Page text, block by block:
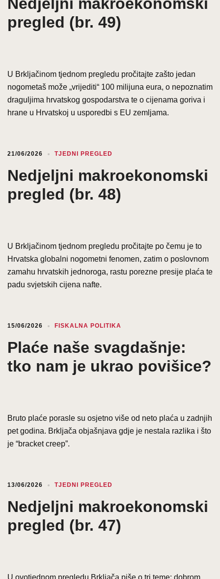
pregled (br. 49)
U Brkljačinom tjednom pregledu pročitajte zašto jedan
nogometaš može „vrijediti“ 100 milijuna eura, o nepoznatim
draguljima hrvatskog gospodarstva te o cijenama goriva i
hrane u Hrvatskoj u usporedbi s EU zemljama.
21/06/2026 TJEDNI PREGLED
Nedjeljni makroekonomski
pregled (br. 48)
U Brkljačinom tjednom pregledu pročitajte po čemu je to
Hrvatska globalni nogometni fenomen, zatim o poslovnom
zamahu hrvatskih jednoroga, rastu porezne presije plaća te
padu svjetskih cijena nafte.
15/06/2026 FISKALNA POLITIKA
Plaće naše svagdašnje:
tko nam je ukrao povišice?
Bruto plaće porasle su osjetno više od neto plaća u zadnjih
pet godina. Brkljača objašnjava gdje je nestala razlika i što
je “bracket creep”.
13/06/2026 TJEDNI PREGLED
Nedjeljni makroekonomski
pregled (br. 47)
U ovotjednom pregledu Brkljača piše o tri teme: dobrom